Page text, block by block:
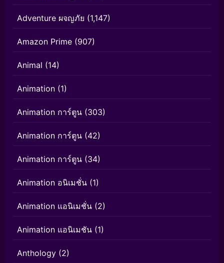
Adventure ผจญภัย (1,147)
Amazon Prime (907)
Animal (14)
Animation (1)
Animation การ์ตูน (303)
Animation การ์ตูน (42)
Animation การ์ตูน (34)
Animation อนิเมชั่น (1)
Animation แอนิเมชั่น (2)
Animation แอนิเมชัน (1)
Anthology (2)